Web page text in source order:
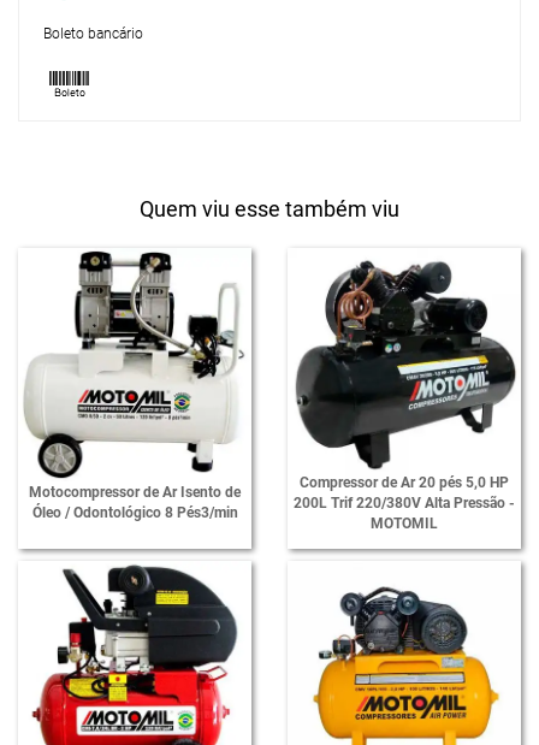
Boleto bancário
Quem viu esse também viu
Motocompressor de Ar Isento de
Óleo / Odontológico 8 Pés3/min
Compressor de Ar 20 pés 5,0 HP
200L Trif 220/380V Alta Pressão -
MOTOMIL